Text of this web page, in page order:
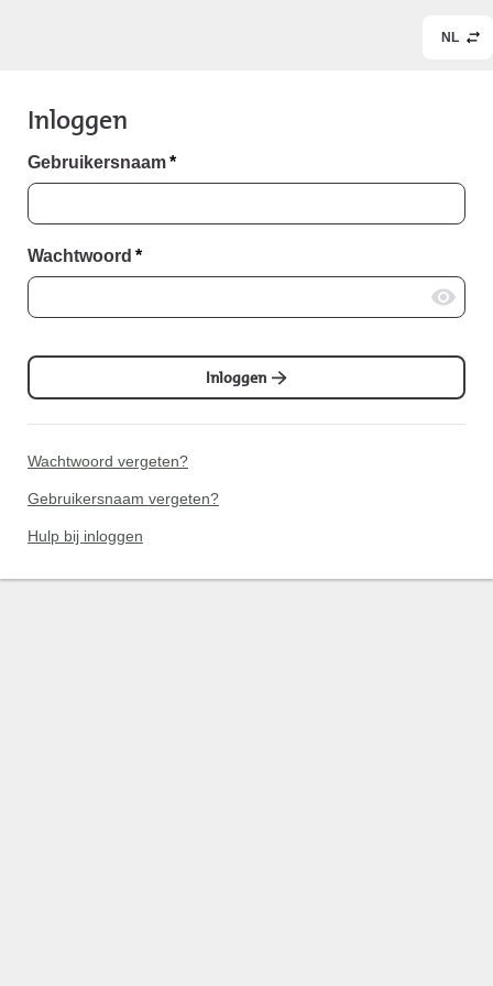
NL
Inloggen
Gebruikersnaam*
Wachtwoord *
Inloggen
Wachtwoord vergeten?
Gebruikersnaam vergeten?
Hulp bij inloggen